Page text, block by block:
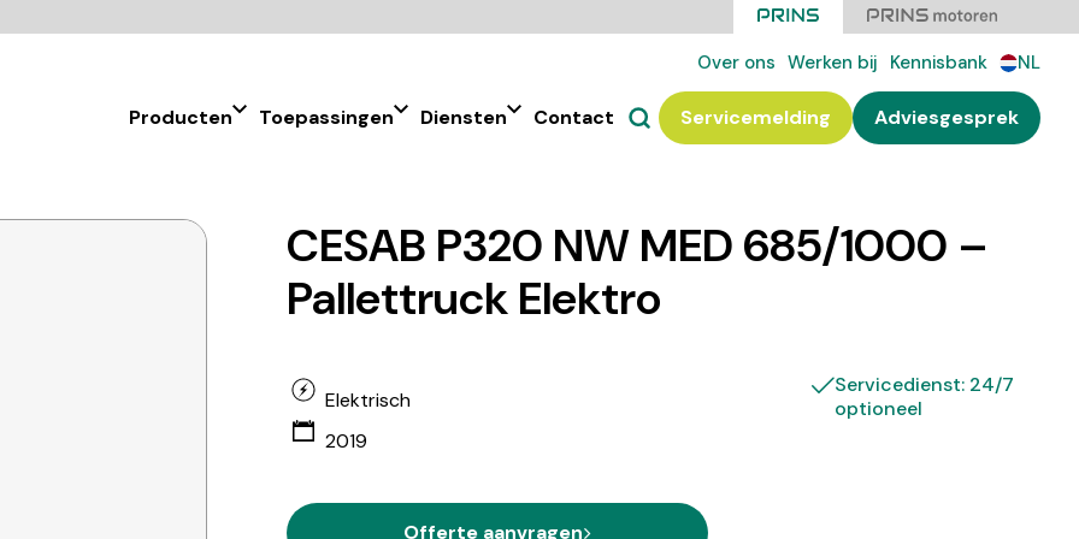
Over ons Werken bij Kennisbank NL
Producten Toepassingen Diensten Contact Servicemelding Adviesgesprek
CESAB P320 NW MED 685/1000 –
Pallettruck Elektro
Elektrisch
2019
Offerte aanvragen
Servicedienst: 24/7
optioneel